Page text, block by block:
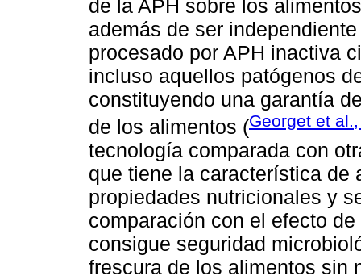
de la APH sobre los
además de ser
procesado por APH inactiva
incluso aquellos patógenos
constituyendo una garantía
de los alimentos (Georget et
tecnología comparada con
que tiene la característica de
propiedades nutricionales y
comparación con el efecto
consigue seguridad
frescura de los alimentos sin